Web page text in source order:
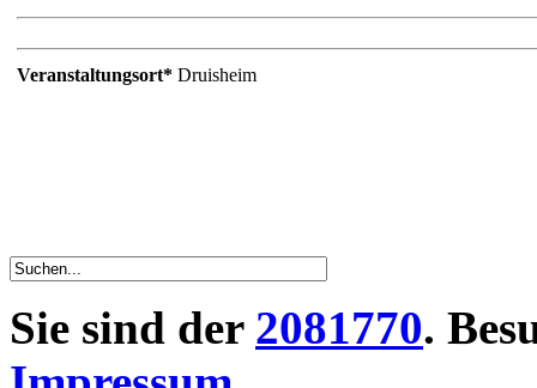
Veranstaltungsort* Druisheim
Sie sind der 2081770.